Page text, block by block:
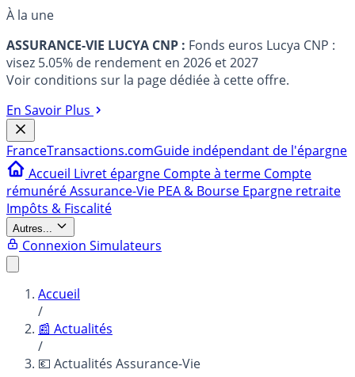
À la une
ASSURANCE-VIE LUCYA CNP : Fonds euros Lucya CNP :
visez 5.05% de rendement en 2026 et 2027
Voir conditions sur la page dédiée à cette offre.
En Savoir Plus
FranceTransactions.comGuide indépendant de l'épargne
Accueil Livret épargne Compte à terme Compte
rémunéréAssurance-Vie PEA & Bourse Epargne retraite
Impôts & Fiscalité
Autres...
Connexion Simulateurs
Accueil
/
📰 Actualités
/
💶 Actualités Assurance-Vie